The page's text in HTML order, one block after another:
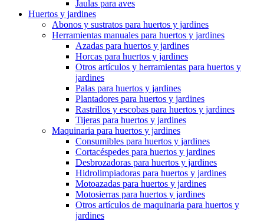
Jaulas para aves
Huertos y jardines
Abonos y sustratos para huertos y jardines
Herramientas manuales para huertos y jardines
Azadas para huertos y jardines
Horcas para huertos y jardines
Otros artículos y herramientas para huertos y
jardines
Palas para huertos y jardines
Plantadores para huertos y jardines
Rastrillos y escobas para huertos y jardines
Tijeras para huertos y jardines
Maquinaria para huertos y jardines
Consumibles para huertos y jardines
Cortacéspedes para huertos y jardines
Desbrozadoras para huertos y jardines
Hidrolimpiadoras para huertos y jardines
Motoazadas para huertos y jardines
Motosierras para huertos y jardines
Otros artículos de maquinaria para huertos y
jardines